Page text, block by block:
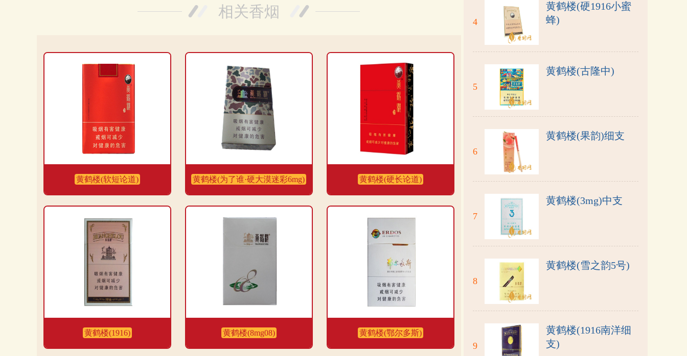
相关香烟
黄鹤楼(软短论道) 黄鹤楼(为了谁·硬大漠迷彩6mg) 黄鹤楼(硬长论道)
黄鹤楼(1916) 黄鹤楼(8mg08) 黄鹤楼(鄂尔多斯)
4
黄鹤楼(硬1916小蜜
蜂)
5
黄鹤楼(古隆中)
6
黄鹤楼(果韵)细支
7
黄鹤楼(3mg)中支
8
黄鹤楼(雪之韵5号)
9
黄鹤楼(1916南洋细
支)